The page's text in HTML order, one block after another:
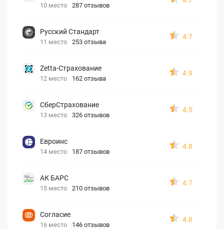
10 место 287 отзывов
Русский Стандарт
11 место 253 отзыва
4.7
Zetta-Страхование
12 место 162 отзыва
4.9
СберСтрахование
13 место 326 отзывов
4.5
Евроинс
14 место 187 отзывов
4.8
АК БАРС
15 место 210 отзывов
4.7
Согласие
16 место 146 отзывов
4.8